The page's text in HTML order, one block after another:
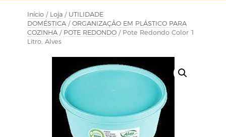
Início / Loja / UTILIDADE
DOMÉSTICA / ORGANIZAÇÃO EM PLÁSTICO PARA
COZINHA / POTE REDONDO / Pote Redondo Color 1
Litro, Alves